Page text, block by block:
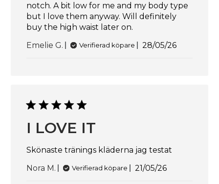
notch. A bit low for me and my body type
but I love them anyway. Will definitely
buy the high waist later on.
Emelie G.
Verifierad köpare 28/05/26
I LOVE IT
Skönaste tränings kläderna jag testat
Nora M.
Verifierad köpare 21/05/26